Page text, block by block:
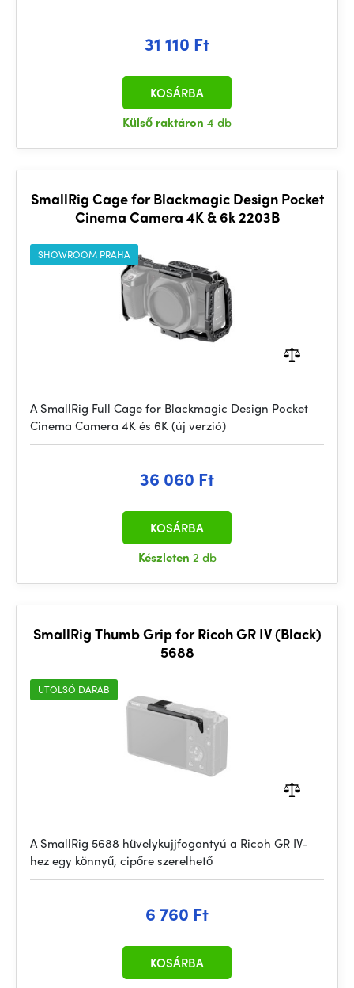
31 110 Ft
Külső raktáron 4 db
KOSÁRBA
SmallRig Cage for Blackmagic Design Pocket
Cinema Camera 4K & 6k 2203B
SHOWROOM PRAHA
A SmallRig Full Cage for Blackmagic Design Pocket
Cinema Camera 4K és 6K (új verzió)
36 060 Ft
Készleten 2 db
KOSÁRBA
SmallRig Thumb Grip for Ricoh GR IV (Black)
5688
UTOLSÓ DARAB
A SmallRig 5688 hüvelykujjfogantyú a Ricoh GR IV-
hez egy könnyű, cipőre szerelhető
6 760 Ft
KOSÁRBA